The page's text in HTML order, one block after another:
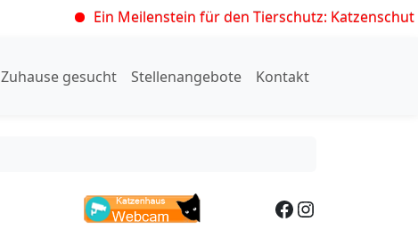
Ein Meilenstein für den Tierschutz:
Zuhause gesucht Stellenangebote Kontakt
Facebook Instagram